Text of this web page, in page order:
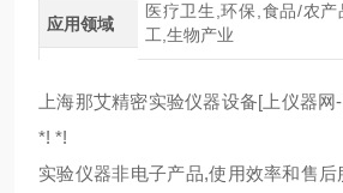
应用领域
医疗卫生,环保,食品/农产
工,生物产业
上海那艾精密实验仪器设备[上仪器
*! *!
实验仪器非电子产品,使用效率和售